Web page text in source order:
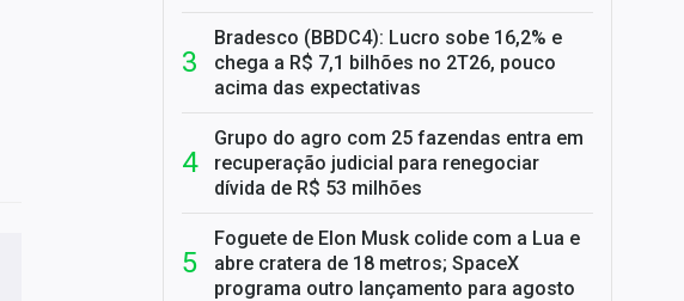
Bradesco (BBDC4): Lucro sobe 16,2% e
chega a R$ 7,1 bilhões no 2T26, pouco
acima das expectativas
Grupo do agro com 25 fazendas entra em
recuperação judicial para renegociar
dívida de R$ 53 milhões
Foguete de Elon Musk colide com a Lua e
abre cratera de 18 metros; SpaceX
programa outro lançamento para agosto